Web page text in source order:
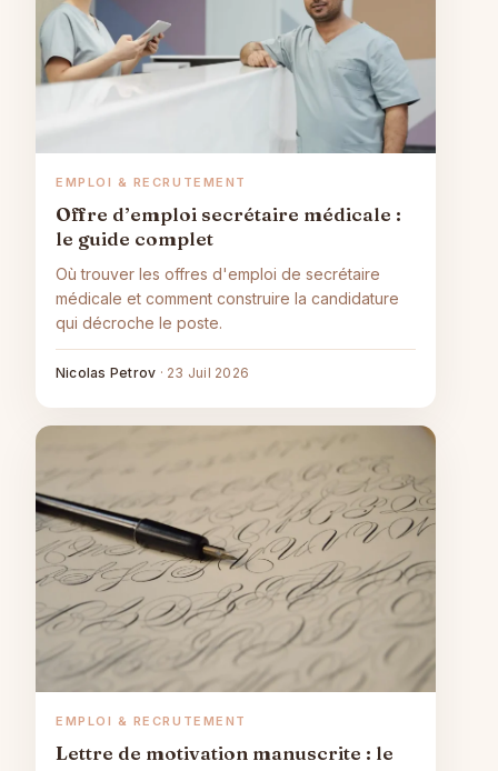
EMPLOI & RECRUTEMENT
Offre d’emploi secrétaire médicale :
le guide complet
Où trouver les offres d'emploi de secrétaire
médicale et comment construire la candidature
qui décroche le poste.
Nicolas Petrov · 23 Juil 2026
EMPLOI & RECRUTEMENT
Lettre de motivation manuscrite : le